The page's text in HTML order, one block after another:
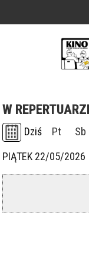
14 49
W
Dziś Pt Sb
PIĄTEK 22/05/2026